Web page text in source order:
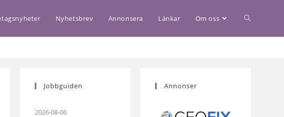
Nyhetsbrev Annonsera Länkar Om oss
Jobbguiden
2026-08-06
Annonser